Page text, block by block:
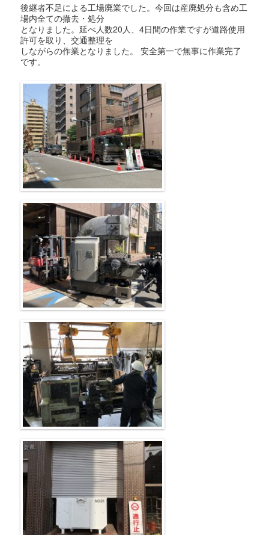
後継者不足による工場廃業でした。今回は産廃処分も含め工
場内全ての撤去・処分
となりました。延べ人数20人、4日間の作業ですが道路使用
許可を取り、交通整理を
しながらの作業となりました。 安全第一で無事に作業完了
です。